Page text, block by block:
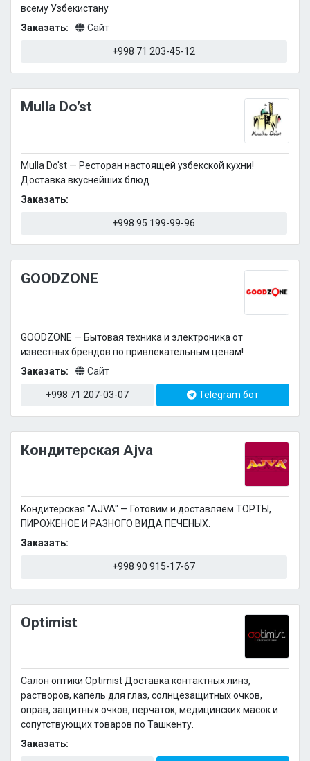
всему Узбекистану
Заказать:
Сайт
+998 71 203-45-12
Mulla Do’st
Mulla Do'st — Ресторан настоящей узбекской кухни!
Доставка вкуснейших блюд
Заказать:
+998 95 199-99-96
GOODZONE
GOODZONE — Бытовая техника и электроника от
известных брендов по привлекательным ценам!
Заказать:
Сайт
+998 71 207-03-07 Telegram бот
Кондитерская Ajva
Kондитерская "АJVA" — Готовим и доставляем ТОРТЫ,
ПИРОЖЕНОЕ И РАЗНОГО ВИДА ПЕЧЕНЫХ.
Заказать:
+998 90 915-17-67
Optimist
Салон оптики Optimist Доставка контактных линз,
растворов, капель для глаз, солнцезащитных очков,
оправ, защитных очков, перчаток, медицинских масок и
сопутствующих товаров по Ташкенту.
Заказать: